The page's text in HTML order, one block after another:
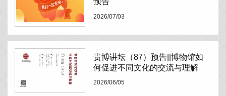
2026/07/03
贵博讲坛（87）预告||博物馆如
何促进不同文化的交流与理解
2026/06/05